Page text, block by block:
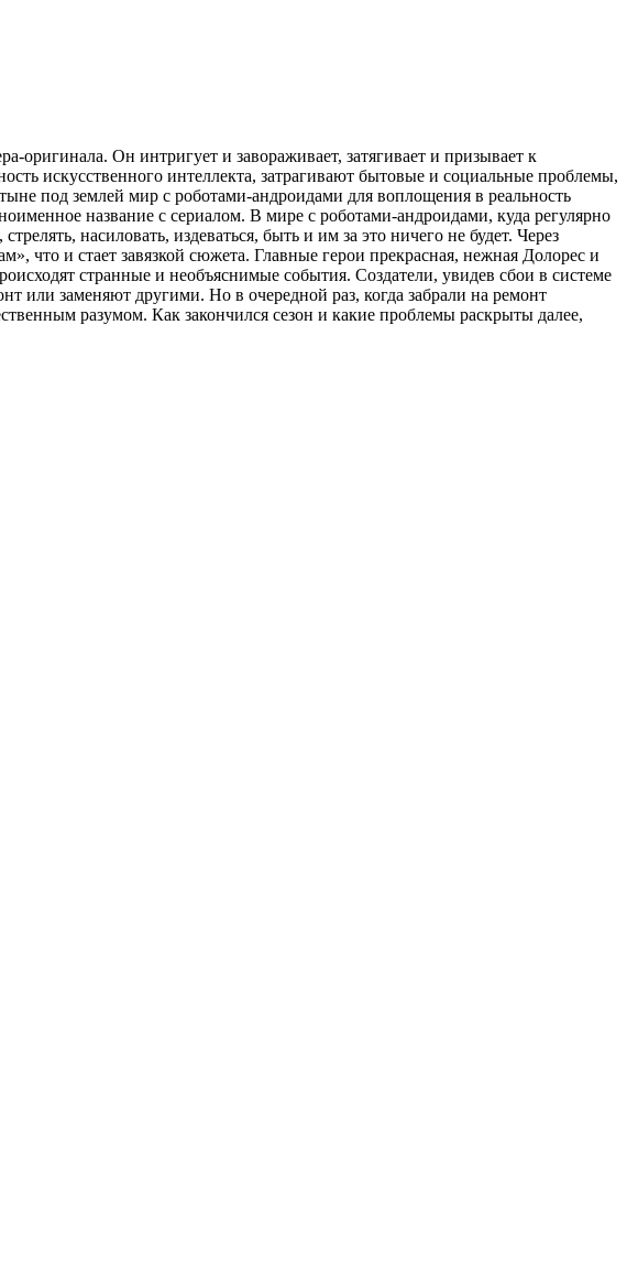
оригинала. Он интригует и завораживает, затягивает и призывает к
искусственного интеллекта, затрагивают бытовые и социальные проблемы,
под землей мир с роботами-андроидами для воплощения в реальность
название с сериалом. В мире с роботами-андроидами, куда регулярно
насиловать, издеваться, быть и им за это ничего не будет. Через
что и стает завязкой сюжета. Главные герои прекрасная, нежная Долорес и
странные и необъяснимые события. Создатели, увидев сбои в системе
или заменяют другими. Но в очередной раз, когда забрали на ремонт
разумом. Как закончился сезон и какие проблемы раскрыты далее,